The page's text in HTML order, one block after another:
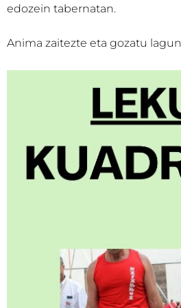
edozein tabernatan.
Anima zaitezte eta gozatu